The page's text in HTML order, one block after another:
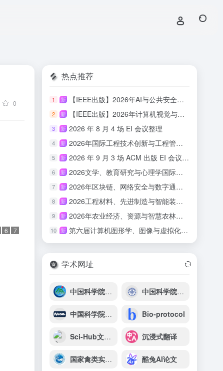
0
6 7
热点推荐
1 新 【IEEE出版】2026年AI与公共安全国际学术会议
2 新 【IEEE出版】2026年计算机视觉与具身智能国际学术会议
3 新 2026 年 8 月 4 场 EI 会议整理
4 新 2026年国际工程技术创新与工程管理研讨会 （ISETIM 2026）
5 新 2026 年 9 月 3 场 ACM 出版 EI 会议汇总
6 新 2026文学、教育研究与心理学国际会议(ICLERP 2026)
7 新 2026年区块链、网络安全与数字通信国际会议（ICBCBC 2026）
8 新 2026工程材料、先进制造与智能装备国际会议（ICEMAMIE 2026）
9 新 2026年农业经济、资源与智慧农林国际学术会议（AERSAF 2026）
10 新 第六届计算机图形学、图像与虚拟化研究国际会议（ICCGIV 2026）
学术网址
中国科学院成都山地灾害与环境研究所 中国科学院天津工业生物技术研究所
中国科学院国家空间科学中心 Bio-protocol
Sci-Hub文献检索 沉浸式翻译
国家禽类实验动物资源库 酷兔AI论文